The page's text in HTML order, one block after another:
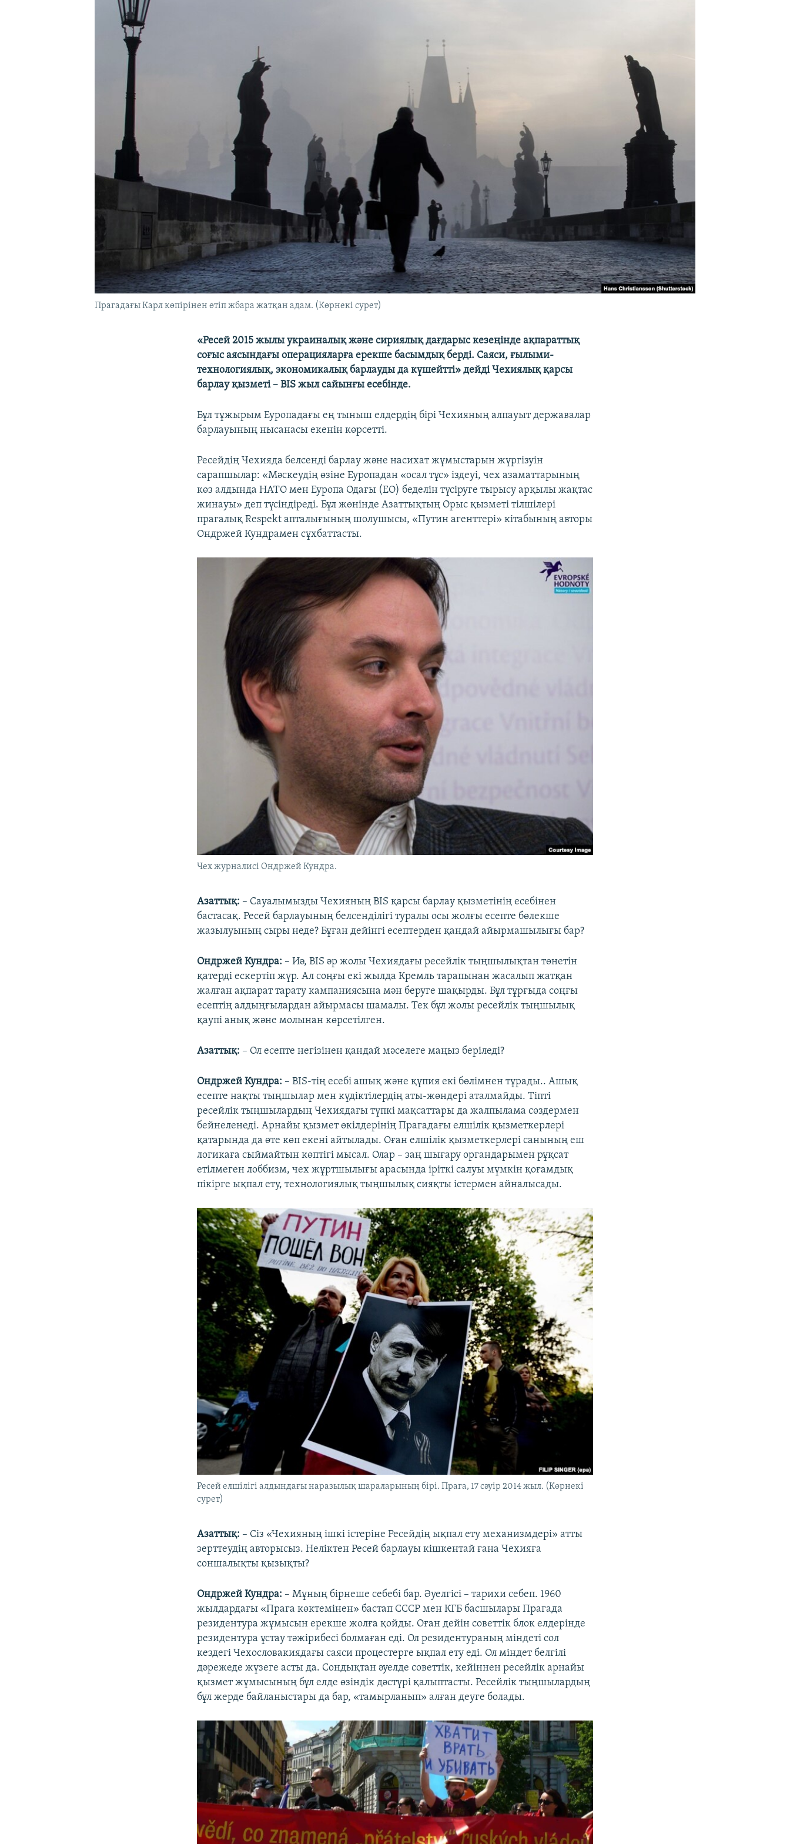
Прагадағы Карл көпірінен өтіп жбара жатқан адам. (Көрнекі сурет)
«Ресей 2015 жылы украиналық және сириялық дағдарыс кезеңінде ақпараттық
соғыс аясындағы операцияларға ерекше басымдық берді. Саяси, ғылыми-
технологиялық, экономикалық барлауды да күшейтті» дейді Чехиялық қарсы
барлау қызметі – BIS жыл сайынғы есебінде.
Бұл тұжырым Еуропадағы ең тыныш елдердің бірі Чехияның алпауыт державалар
барлауының нысанасы екенін көрсетті.
Ресейдің Чехияда белсенді барлау және насихат жұмыстарын жүргізуін
сарапшылар: «Мәскеудің өзіне Еуропадан «осал тұс» іздеуі, чех азаматтарының
көз алдында НАТО мен Еуропа Одағы (ЕО) беделін түсіруге тырысу арқылы жақтас
жинауы» деп түсіндіреді. Бұл жөнінде Азаттықтың Орыс қызметі тілшілері
прагалық Respekt апталығының шолушысы, «Путин агенттері» кітабының авторы
Ондржей Кундрамен сұхбаттасты.
Чех журналисі Ондржей Кундра.
Азаттық: – Сауалымызды Чехияның BIS қарсы барлау қызметінің есебінен
бастасақ. Ресей барлауының белсенділігі туралы осы жолғы есепте бөлекше
жазылуының сыры неде? Бұған дейінгі есептерден қандай айырмашылығы бар?
Ондржей Кундра: – Иә, BIS әр жолы Чехиядағы ресейлік тыңшылықтан төнетін
қатерді ескертіп жүр. Ал соңғы екі жылда Кремль тарапынан жасалып жатқан
жалған ақпарат тарату кампаниясына мән беруге шақырды. Бұл тұрғыда соңғы
есептің алдыңғылардан айырмасы шамалы. Тек бұл жолы ресейлік тыңшылық
қаупі анық және молынан көрсетілген.
Азаттық: – Ол есепте негізінен қандай мәселеге маңыз беріледі?
Ондржей Кундра: – BIS-тің есебі ашық және құпия екі бөлімнен тұрады.. Ашық
есепте нақты тыңшылар мен күдіктілердің аты-жөндері аталмайды. Тіпті
ресейлік тыңшылардың Чехиядағы түпкі мақсаттары да жалпылама сөздермен
бейнеленеді. Арнайы қызмет өкілдерінің Прагадағы елшілік қызметкерлері
қатарында да өте көп екені айтылады. Оған елшілік қызметкерлері санының еш
логикаға сыймайтын көптігі мысал. Олар – заң шығару органдарымен рұқсат
етілмеген лоббизм, чех жұртшылығы арасында іріткі салуы мүмкін қоғамдық
пікірге ықпал ету, технологиялық тыңшылық сияқты істермен айналысады.
Ресей елшілігі алдындағы наразылық шараларының бірі. Прага, 17 сәуір 2014 жыл. (Көрнекі
сурет)
Азаттық: – Сіз «Чехияның ішкі істеріне Ресейдің ықпал ету механизмдері» атты
зерттеудің авторысыз. Неліктен Ресей барлауы кішкентай ғана Чехияға
соншалықты қызықты?
Ондржей Кундра: – Мұның бірнеше себебі бар. Әуелгісі – тарихи себеп. 1960
жылдардағы «Прага көктемінен» бастап СССР мен КГБ басшылары Прагада
резидентура жұмысын ерекше жолға қойды. Оған дейін советтік блок елдерінде
резидентура ұстау тәжірибесі болмаған еді. Ол резидентураның міндеті сол
кездегі Чехословакиядағы саяси процестерге ықпал ету еді. Ол міндет белгілі
дәрежеде жүзеге асты да. Сондықтан әуелде советтік, кейіннен ресейлік арнайы
қызмет жұмысының бұл елде өзіндік дәстүрі қалыптасты. Ресейлік тыңшылардың
бұл жерде байланыстары да бар, «тамырланып» алған деуге болады.